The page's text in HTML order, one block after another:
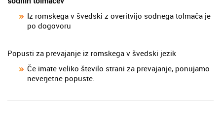
Iz romskega v švedski z overitvijo sodnega tolmača je
po dogovoru
Popusti za prevajanje iz romskega v švedski jezik
Če imate veliko število strani za prevajanje, ponujamo
neverjetne popuste.